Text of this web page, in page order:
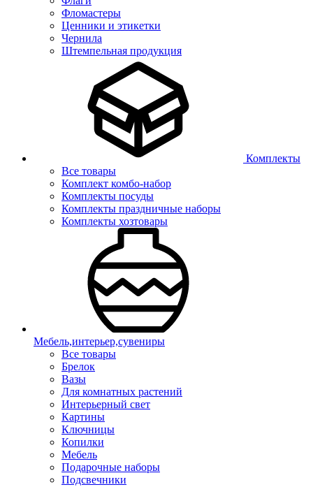
Фломастеры
Ценники и этикетки
Чернила
Штемпельная продукция
Комплекты
Все товары
Комплект комбо-набор
Комплекты посуды
Комплекты праздничные наборы
Комплекты хозтовары
Мебель,интерьер,сувениры
Все товары
Брелок
Вазы
Для комнатных растений
Интерьерный свет
Картины
Ключницы
Копилки
Мебель
Подарочные наборы
Подсвечники